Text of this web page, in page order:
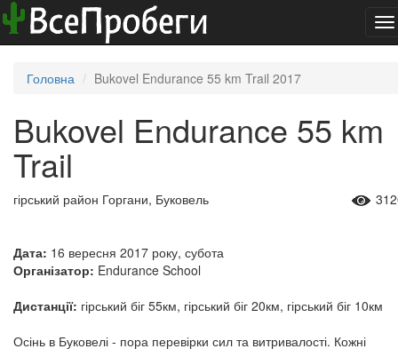
Головна Bukovel Endurance 55 km Trail 2017
Bukovel Endurance 55 km
Trail
гірський район Горгани, Буковель
Дата: 16 вересня 2017 року, субота
Організатор: Endurance School
Дистанції: гірський біг 55км, гірський біг 20км, гірський біг 10км
Осінь в Буковелі - пора перевірки сил та витривалості. Кожні